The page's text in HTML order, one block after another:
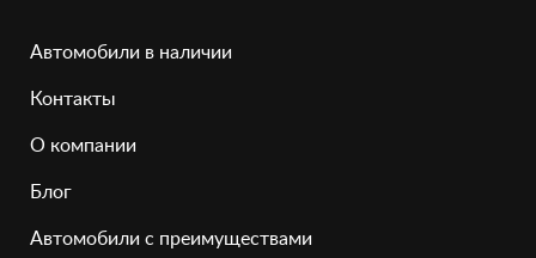
Автомобили в наличии
Контакты
О компании
Блог
Автомобили с преимуществами